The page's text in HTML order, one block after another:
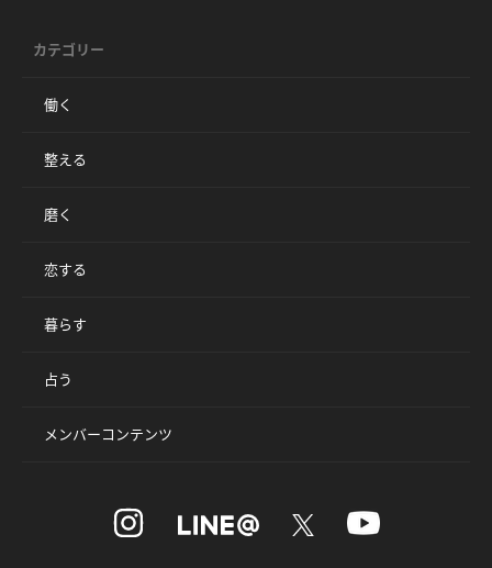
カテゴリー
働く
整える
磨く
恋する
暮らす
占う
メンバーコンテンツ